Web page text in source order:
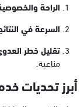
الراحة
السرعة في
تقليل خطر
مناعية.
أبرز تحديات